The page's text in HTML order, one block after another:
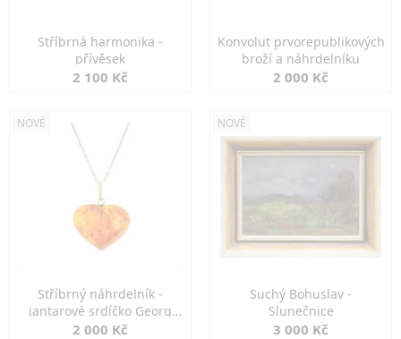
Stříbrná harmonika -
přívěsek
2 100 Kč
Konvolut prvorepublikových
broží a náhrdelníku
2 000 Kč
NOVÉ
Stříbrný náhrdelník -
jantarové srdíčko Georg
Kramer
2 000 Kč
NOVÉ
Suchý Bohuslav -
Slunečnice
3 000 Kč